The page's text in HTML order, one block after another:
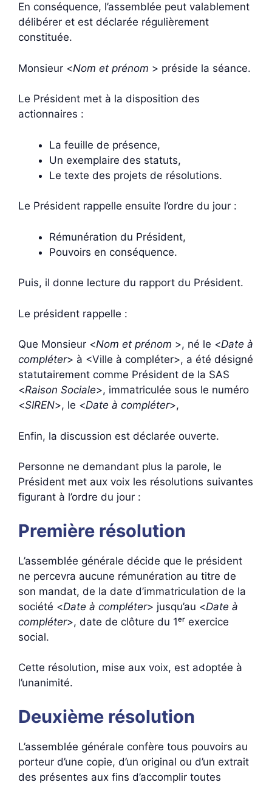
En conséquence, l’assemblée peut valablement
délibérer et est déclarée régulièrement
constituée.
Monsieur <Nom et prénom > préside la séance.
Le Président met à la disposition des
actionnaires :
La feuille de présence,
Un exemplaire des statuts,
Le texte des projets de résolutions.
Le Président rappelle ensuite l’ordre du jour :
Rémunération du Président,
Pouvoirs en conséquence.
Puis, il donne lecture du rapport du Président.
Le président rappelle :
Que Monsieur <Nom et prénom >, né le <Date à
compléter> à <Ville à compléter>, a été désigné
statutairement comme Président de la SAS
<Raison Sociale>, immatriculée sous le numéro
<SIREN>, le <Date à compléter>,
Enfin, la discussion est déclarée ouverte.
Personne ne demandant plus la parole, le
Président met aux voix les résolutions suivantes
figurant à l’ordre du jour :
Première résolution
L’assemblée générale décide que le président
ne percevra aucune rémunération au titre de
son mandat, de la date d’immatriculation de la
société <Date à compléter> jusqu’au <Date à
compléter>, date de clôture du 1ᵉʳ exercice
social.
Cette résolution, mise aux voix, est adoptée à
l’unanimité.
Deuxième résolution
L’assemblée générale confère tous pouvoirs au
porteur d’une copie, d’un original ou d’un extrait
des présentes aux fins d’accomplir toutes